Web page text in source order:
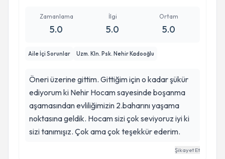
Zamanlama
5.0
İlgi
5.0
Ortam
5.0
Aile İçi Sorunlar Uzm. Kln. Psk. Nehir Kadooğlu
Öneri üzerine gittim. Gittiğim için o kadar şükür
ediyorum ki Nehir Hocam sayesinde boşanma
aşamasından evliliğimizin 2.baharını yaşama
noktasına geldik. Hocam sizi çok seviyoruz iyi ki
sizi tanımışız. Çok ama çok teşekkür ederim.
Şikayet Et